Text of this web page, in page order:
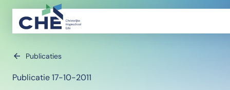
Publicaties
Publicatie 17-10-2011